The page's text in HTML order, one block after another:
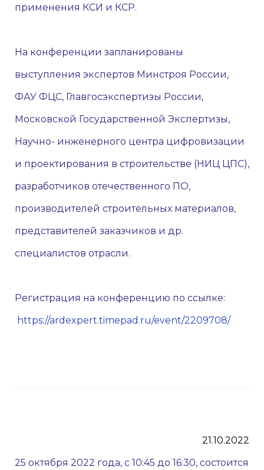
применения КСИ и КСР.
На конференции запланированы
выступления экспертов Минстроя России,
ФАУ ФЦС, Главгосэкспертизы России,
Московской Государственной Экспертизы,
Научно- инженерного центра цифровизации
и проектирования в строительстве (НИЦ ЦПС),
разработчиков отечественного ПО,
производителей строительных материалов,
представителей заказчиков и др.
специалистов отрасли.
Регистрация на конференцию по ссылке:
https://ardexpert.timepad.ru/event/2209708/
21.10.2022
25 октября 2022 года, с 10:45 до 16:30, состоится